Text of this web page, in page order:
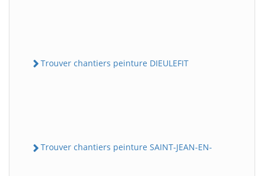
Trouver chantiers peinture DIEULEFIT
Trouver chantiers peinture SAINT-JEAN-EN-